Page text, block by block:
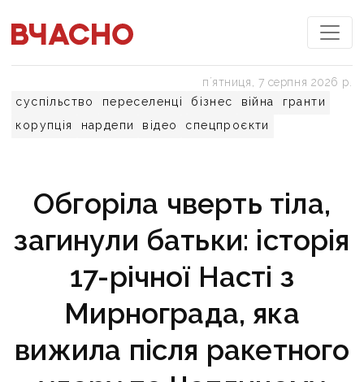
суспільство переселенці бізнес війна
гранти
корупція
нардепи відео спецпроєкти
пʼятниця, 7 серпня 2026 р.
Обгоріла чверть тіла,
загинули батьки: історія
17-річної Насті з
Мирнограда, яка
вижила після ракетного